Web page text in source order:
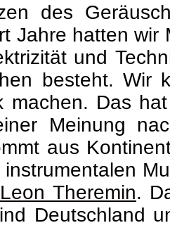
des
Jahre hatten
und
besteht. Wir
Das
Meinung
aus
Leon Theremin.
Deutschland